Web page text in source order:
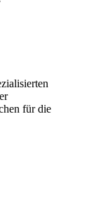
für die